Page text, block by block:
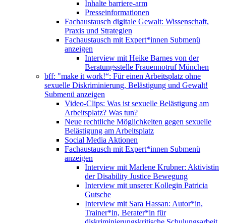
Inhalte barriere-arm
Presseinformationen
Fachaustausch digitale Gewalt: Wissenschaft,
Praxis und Strategien
Fachaustausch mit Expert*innen Submenü
anzeigen
Interview mit Heike Barnes von der
Beratungsstelle Frauennotruf München
bff: "make it work!“: Für einen Arbeitsplatz ohne
sexuelle Diskriminierung, Belästigung und Gewalt!
Submenü anzeigen
Video-Clips: Was ist sexuelle Belästigung am
Arbeitsplatz? Was tun?
Neue rechtliche Möglichkeiten gegen sexuelle
Belästigung am Arbeitsplatz
Social Media Aktionen
Fachaustausch mit Expert*innen Submenü
anzeigen
Interview mit Marlene Krubner: Aktivistin
der Disability Justice Bewegung
Interview mit unserer Kollegin Patricia
Gutsche
Interview mit Sara Hassan: Autor*in,
Trainer*in, Berater*in für